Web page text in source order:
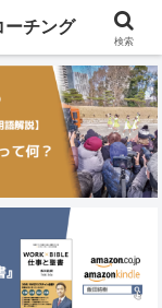
ーチング
検索